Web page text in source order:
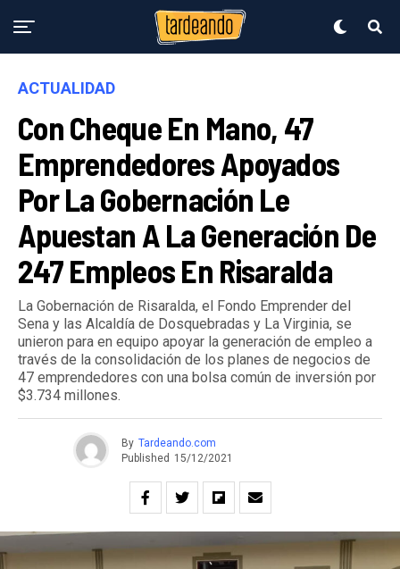
ACTUALIDAD
Con Cheque En Mano, 47
Emprendedores Apoyados
Por La Gobernación Le
Apuestan A La Generación De
247 Empleos En Risaralda
La Gobernación de Risaralda, el Fondo Emprender del
Sena y las Alcaldía de Dosquebradas y La Virginia, se
unieron para en equipo apoyar la generación de empleo a
través de la consolidación de los planes de negocios de
47 emprendedores con una bolsa común de inversión por
$3.734 millones.
By Tardeando.com
Published 15/12/2021